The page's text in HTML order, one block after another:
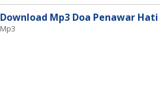
Download Mp3 Doa Penawar
Mp3